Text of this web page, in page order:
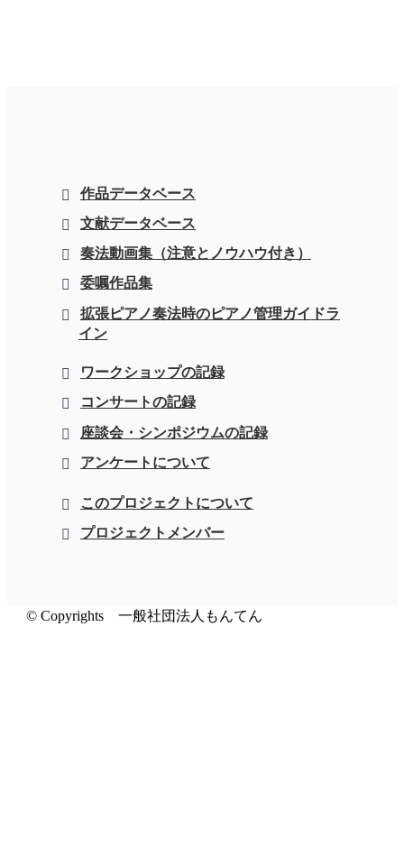
作品データベース
文献データベース
奏法動画集（注意とノウハウ付き）
委嘱作品集
拡張ピアノ奏法時のピアノ管理ガイドラ
イン
ワークショップの記録
コンサートの記録
座談会・シンポジウムの記録
アンケートについて
このプロジェクトについて
プロジェクトメンバー
© Copyrights 一般社団法人もんてん